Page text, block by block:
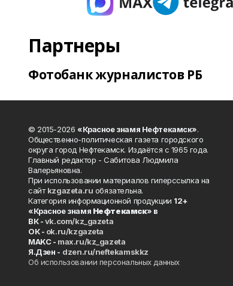
Партнеры
Фотобанк журналистов РБ
© 2015-2026 «Красное знамя Нефтекамск».
Общественно-политическая газета городского
округа город Нефтекамск. Издаётся с 1965 года.
Главный редактор - Сабитова Людмила
Валерьяновна.
При использовании материалов гиперссылка на
сайтkzgazeta.ru обязательна.
Категория информационной продукции 12+
«Красное знамя Нефтекамск» в
ВК -vk.com/kz_gazeta
ОК - ok.ru/kzgazeta
MAKC - max.ru/kz_gazeta
Я.Дзен - dzen.ru/neftekamskkz
Об использовании персональных данных